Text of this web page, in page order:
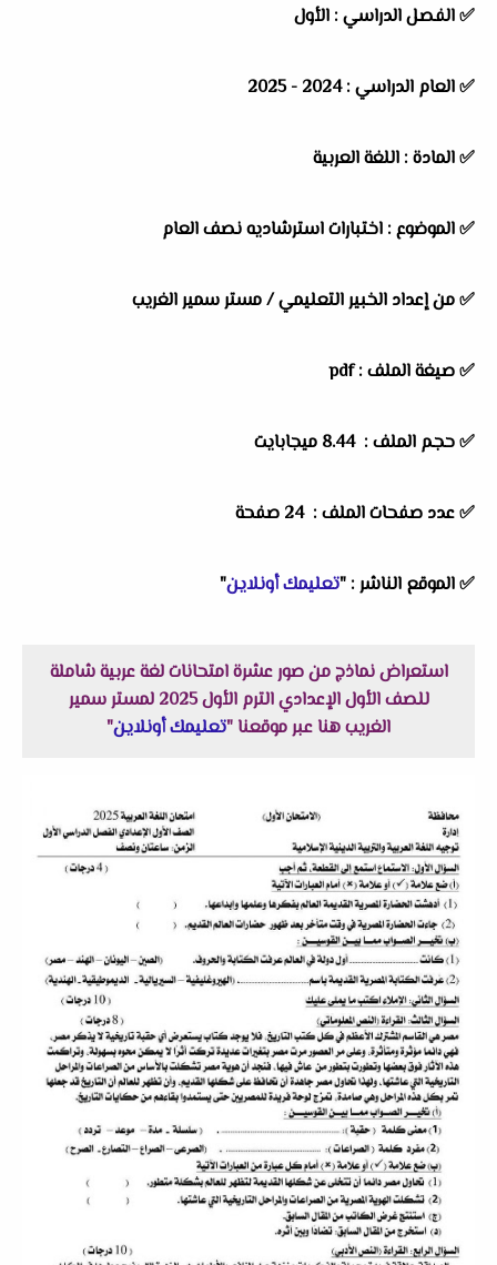
✅الفصل الدراسي : الأول
✅العام الدراسي :2024 - 2025
✅المادة : اللغة العربية
✅الموضوع : اختبارات استرشاديه نصف العام
✅من إعداد الخبير التعليمي / مستر سمير الغريب
✅ صيغة الملف : pdf
✅ حجم الملف : 8.44 ميجابايت
✅ عدد صفحات الملف : 24 صفحة
✅الموقع الناشر : "تعليمك أونلاين"
استعراض نماذج من صور عشرة امتحانات لغة عربية شاملة
للصف الأول الإعدادي الترم الأول 2025 لمستر سمير
الغريب هنا عبر موقعنا "تعليمك أونلاين"